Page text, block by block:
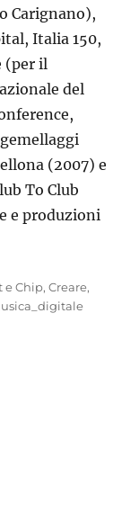
Carignano),
Italia 150,
(per il
del
(2007) e
To Club
e produzioni
e Chip,Creare,